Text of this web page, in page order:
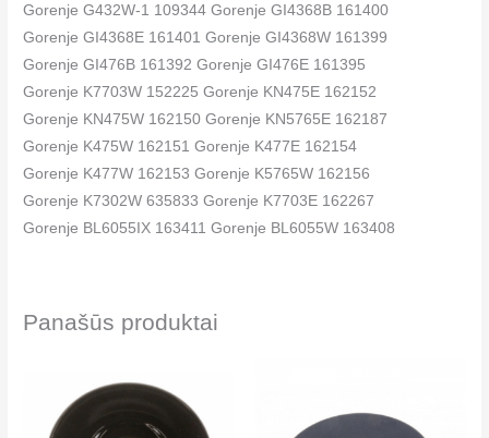
Gorenje G432W-1 109344 Gorenje GI4368B 161400
Gorenje GI4368E 161401 Gorenje GI4368W 161399
Gorenje GI476B 161392 Gorenje GI476E 161395
Gorenje K7703W 152225 Gorenje KN475E 162152
Gorenje KN475W 162150 Gorenje KN5765E 162187
Gorenje K475W 162151 Gorenje K477E 162154
Gorenje K477W 162153 Gorenje K5765W 162156
Gorenje K7302W 635833 Gorenje K7703E 162267
Gorenje BL6055IX 163411 Gorenje BL6055W 163408
Panašūs produktai